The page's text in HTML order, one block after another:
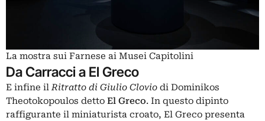
La mostra sui Farnese ai Musei Capitolini
Da Carracci a El Greco
E infine ilRitratto di Giulio Clovio di Dominikos
Theotokopoulos detto El Greco. In questo dipinto
raffigurante il miniaturista croato, El Greco presenta